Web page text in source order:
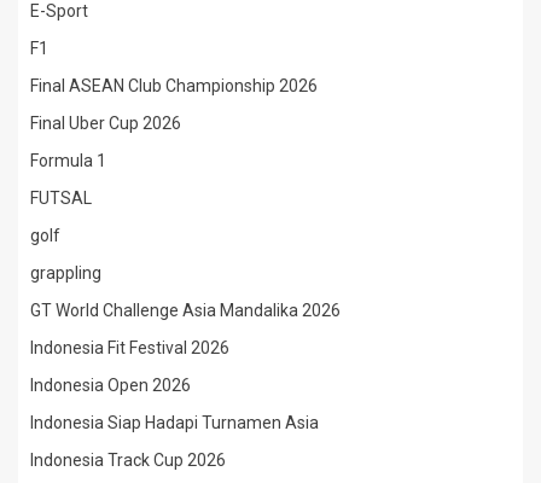
E-Sport
F1
Final ASEAN Club Championship 2026
Final Uber Cup 2026
Formula 1
FUTSAL
golf
grappling
GT World Challenge Asia Mandalika 2026
Indonesia Fit Festival 2026
Indonesia Open 2026
Indonesia Siap Hadapi Turnamen Asia
Indonesia Track Cup 2026